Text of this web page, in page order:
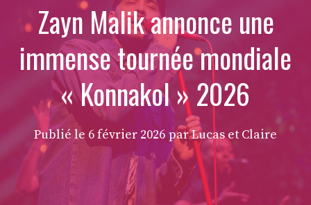
Zayn Malik annonce une
immense tournée mondiale
« Konnakol » 2026
Publié le 6 février 2026 par Lucas et Claire